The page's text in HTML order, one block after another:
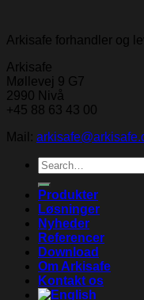
Arkisafe forhandler og
Arkisafe
Møllevej 9 G7
2990 Nivå
+45 88 63 43 00
Mail:
Search
for:
Produkter
Løsninger
Nyheder
Referencer
Download
Om Arkisafe
Kontakt os